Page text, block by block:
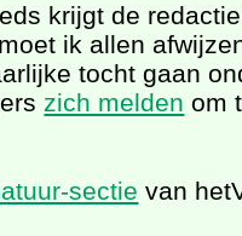
krijgt de
ik allen
tocht gaan
zich melden om
sectie van